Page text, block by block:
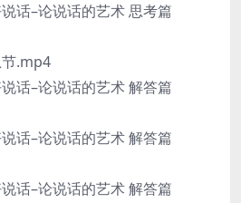
话–论说话的艺术 思考篇
.mp4
话–论说话的艺术 解答篇
话–论说话的艺术 解答篇
话–论说话的艺术 解答篇